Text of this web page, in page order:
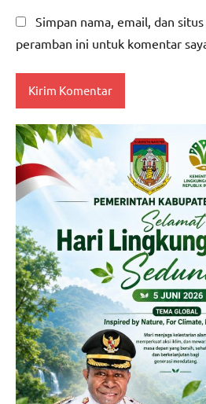
Simpan nama, email, dan
peramban ini untuk komentar